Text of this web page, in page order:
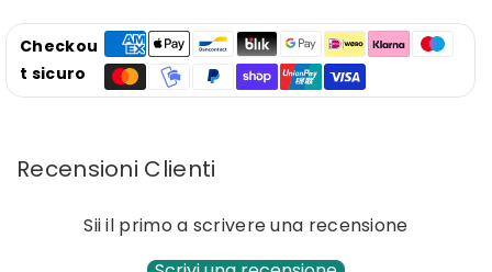
Checkou
t sicuro
Recensioni Clienti
Sii il primo a scrivere una recensione